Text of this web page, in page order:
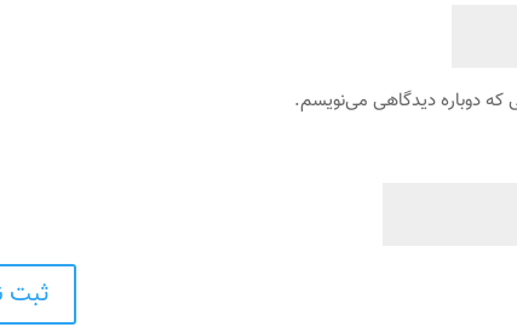
که دوباره دیدگاهی می‌نویسم.